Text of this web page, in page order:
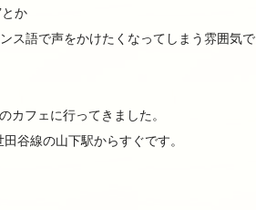
か
ス語で声をかけたくなってしまう雰囲気で
フェに行ってきました。
谷線の山下駅からすぐです。